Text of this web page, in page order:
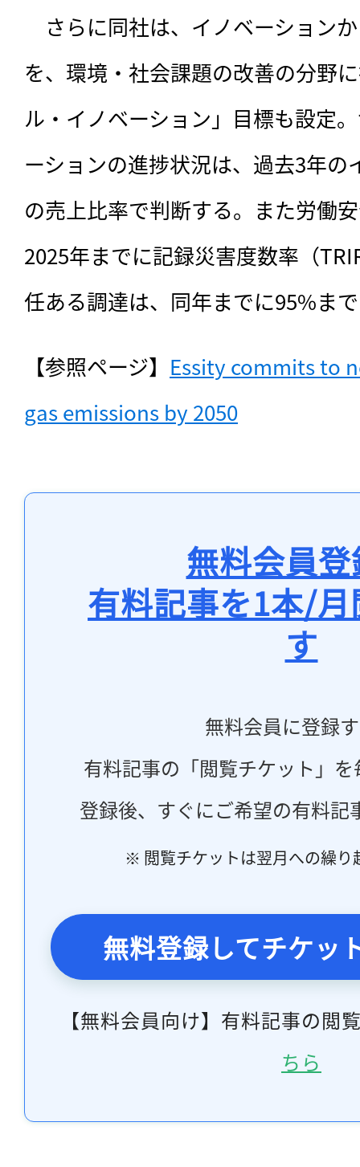
さらに同社は、イノベーション
を、環境・社会課題の改善の分野
ル・イノベーション」目標も設定
ーションの進捗状況は、過去3年の
の売上比率で判断する。また労働
2025年までに記録災害度数率（
任ある調達は、同年までに95%ま
【参照ページ】 Essity commits to
gas emissions by 2050
無料会員
有料記事を1本/
す
無料会員に登録
有料記事の「閲覧チケット」
登録後、すぐにご希望の有料記
※ 閲覧チケットは翌月への繰り
無料登録してチケッ
【無料会員向け】有料記事の閲
ちら